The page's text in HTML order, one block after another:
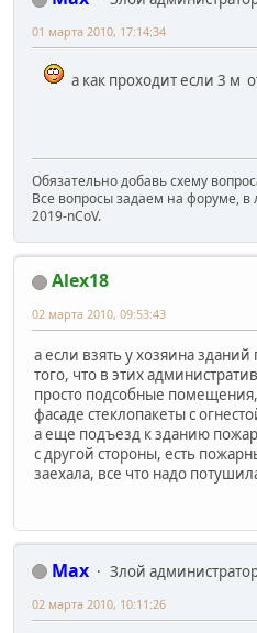
01 марта 2010, 17:14:34
а как проходит если 3 м
Обязательно добавь схему
Все вопросы задаем на форуме, в
2019-nCoV.
Alex18
02 марта 2010, 09:53:43
а если взять у хозяина
того, что в этих
просто подсобные помещения,
фасаде стеклопакеты с
а еще подъезд к зданию
с другой стороны, есть
заехала, все что надо
Max
Злой
02 марта 2010, 10:11:26